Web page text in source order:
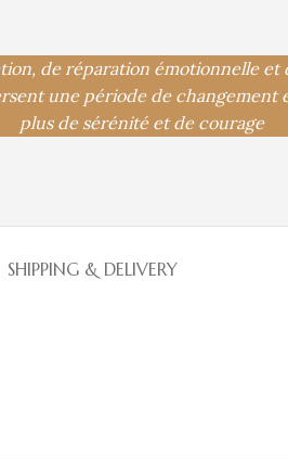
de réparation émotionnelle et
une période de changement
plus de sérénité et de courage
SHIPPING & DELIVERY